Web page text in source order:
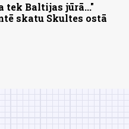
tek Baltijas jūrā..."
skatu Skultes ostā